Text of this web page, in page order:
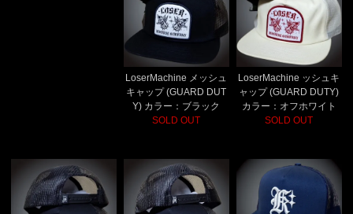
LoserMachine メッシュ
キャップ (GUARD DUT
Y) カラー：ブラック
SOLD OUT
LoserMachine ッシュキ
ャップ (GUARD DUTY)
カラー：オフホワイト
SOLD OUT